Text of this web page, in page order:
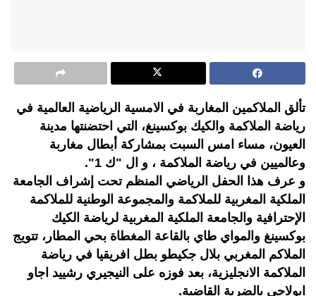
تألق الملاكمين المغاربة في الامسية الرياضية العالمية في
رياضة الملاكمة والكيك بوكسينغ، التي احتضنتها مدينة
العيون، مساء امس السبت بمشاركة أبطال مغاربة
وعالميين في رياضة الملاكمة ، و ال "ك 1".
و عرف هذا الحفل الرياضي المنظم تحت إشراف الجامعة
الملكية المغربية للملاكمة والمجموعة الوطنية للملاكمة
الإحترافية والجامعة الملكية المغربية لرياضة الكيك
بوكسينغ والمواي طاي بالقاعة المغطاة بحي المطار، تتويج
الملاكم المغربي بلال جكيطو بطل افريقيا في رياضة
الملاكمة الانجليزية، بعد فوزه على النيجيري رشييد اجاو
ابولاجي بالضربة القاضية.